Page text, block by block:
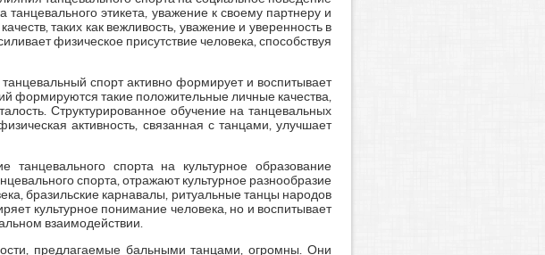
этикета, уважение к своему партнеру и
таких как вежливость, уважение и уверенность в
физическое присутствие человека, способствуя
спорт активно формирует и воспитывает
формируются такие положительные личные качества,
Структурированное обучение на танцевальных
активность, связанная с танцами, улучшает
танцевального спорта на культурное образование
спорта, отражают культурное разнообразие
бразильские карнавалы, ритуальные танцы народов
культурное понимание человека, но и воспитывает
взаимодействии.
предлагаемые бальными танцами, огромны. Они